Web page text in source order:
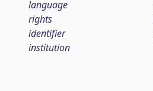
language
rights
identifier
institution